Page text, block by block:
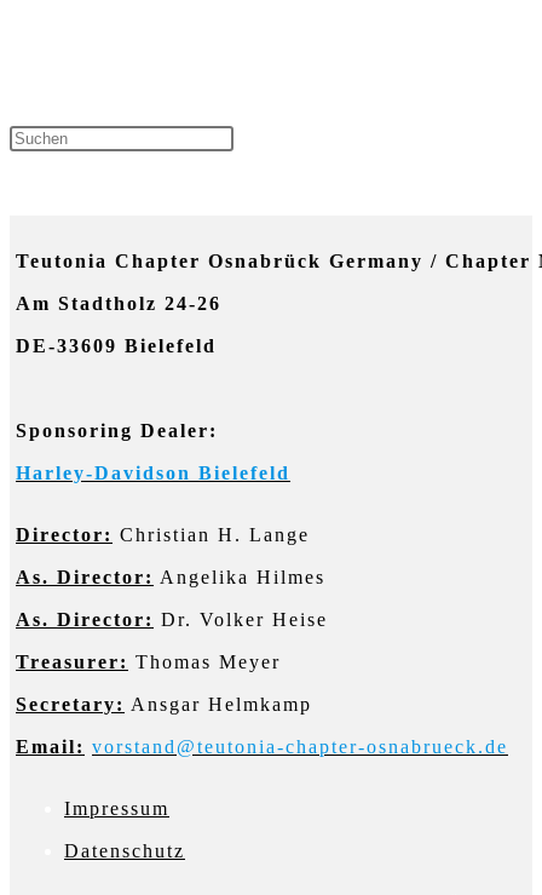
Teutonia Chapter Osnabrück Germany / Chapter
Am Stadtholz 24-26
DE-33609 Bielefeld
Sponsoring Dealer:
Harley-Davidson Bielefeld
Director: Christian H. Lange
As. Director: Angelika Hilmes
As. Director: Dr. Volker Heise
Treasurer: Thomas Meyer
Secretary: Ansgar Helmkamp
Email: vorstand@teutonia-chapter-osnabrueck.de
Impressum
Datenschutz